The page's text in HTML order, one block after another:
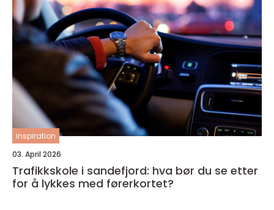
inspiration
03. April 2026
Trafikkskole i sandefjord: hva bør du se etter
for å lykkes med førerkortet?